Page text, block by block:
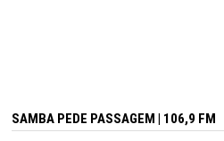
SAMBA PEDE PASSAGEM | 106,9 FM